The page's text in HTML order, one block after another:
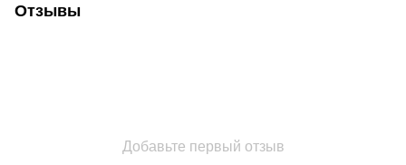
Отзывы
Добавьте первый отзыв